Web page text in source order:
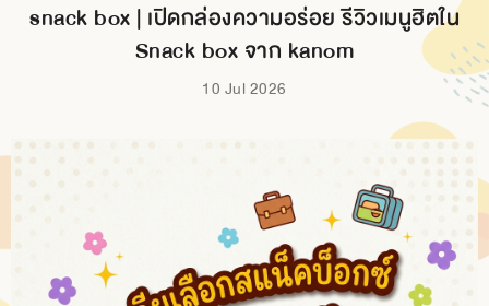
snack box | เปิดกล่องความอร่อย รีวิวเมนูฮิตใน
Snack box จาก kanom
10 Jul 2026